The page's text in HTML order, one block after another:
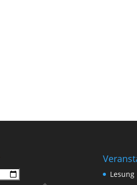
Lesung